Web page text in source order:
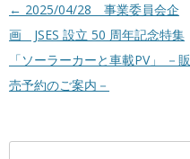
投稿ナビゲーション
← 2025/04/28 事業委員会企
画 JSES 設立 50 周年記念特集
「ソーラーカーと車載PV」 －販
売予約のご案内－